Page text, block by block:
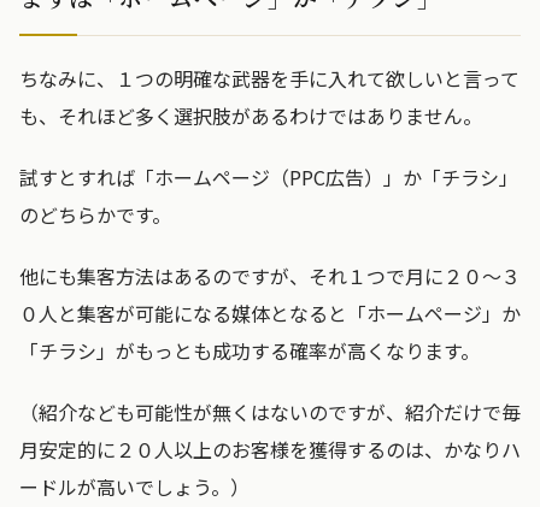
ちなみに、１つの明確な武器を手に入れて欲しいと言って
も、それほど多く選択肢があるわけではありません。
試すとすれば「ホームページ（PPC広告）」か「チラシ」
のどちらかです。
他にも集客方法はあるのですが、それ１つで月に２０〜３
０人と集客が可能になる媒体となると「ホームページ」か
「チラシ」がもっとも成功する確率が高くなります。
（紹介なども可能性が無くはないのですが、紹介だけで毎
月安定的に２０人以上のお客様を獲得するのは、かなりハ
ードルが高いでしょう。）